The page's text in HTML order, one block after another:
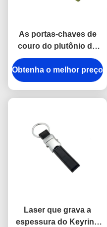
As portas-chaves de
couro do plutônio do
verde da fita de
Debossing prendem
com correias a
Obtenha o melhor preço
Laser que grava a
espessura do Keyring